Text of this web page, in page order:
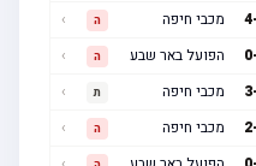
מכבי חיפה
הפועל באר שבע
מכבי חיפה
מכבי חיפה